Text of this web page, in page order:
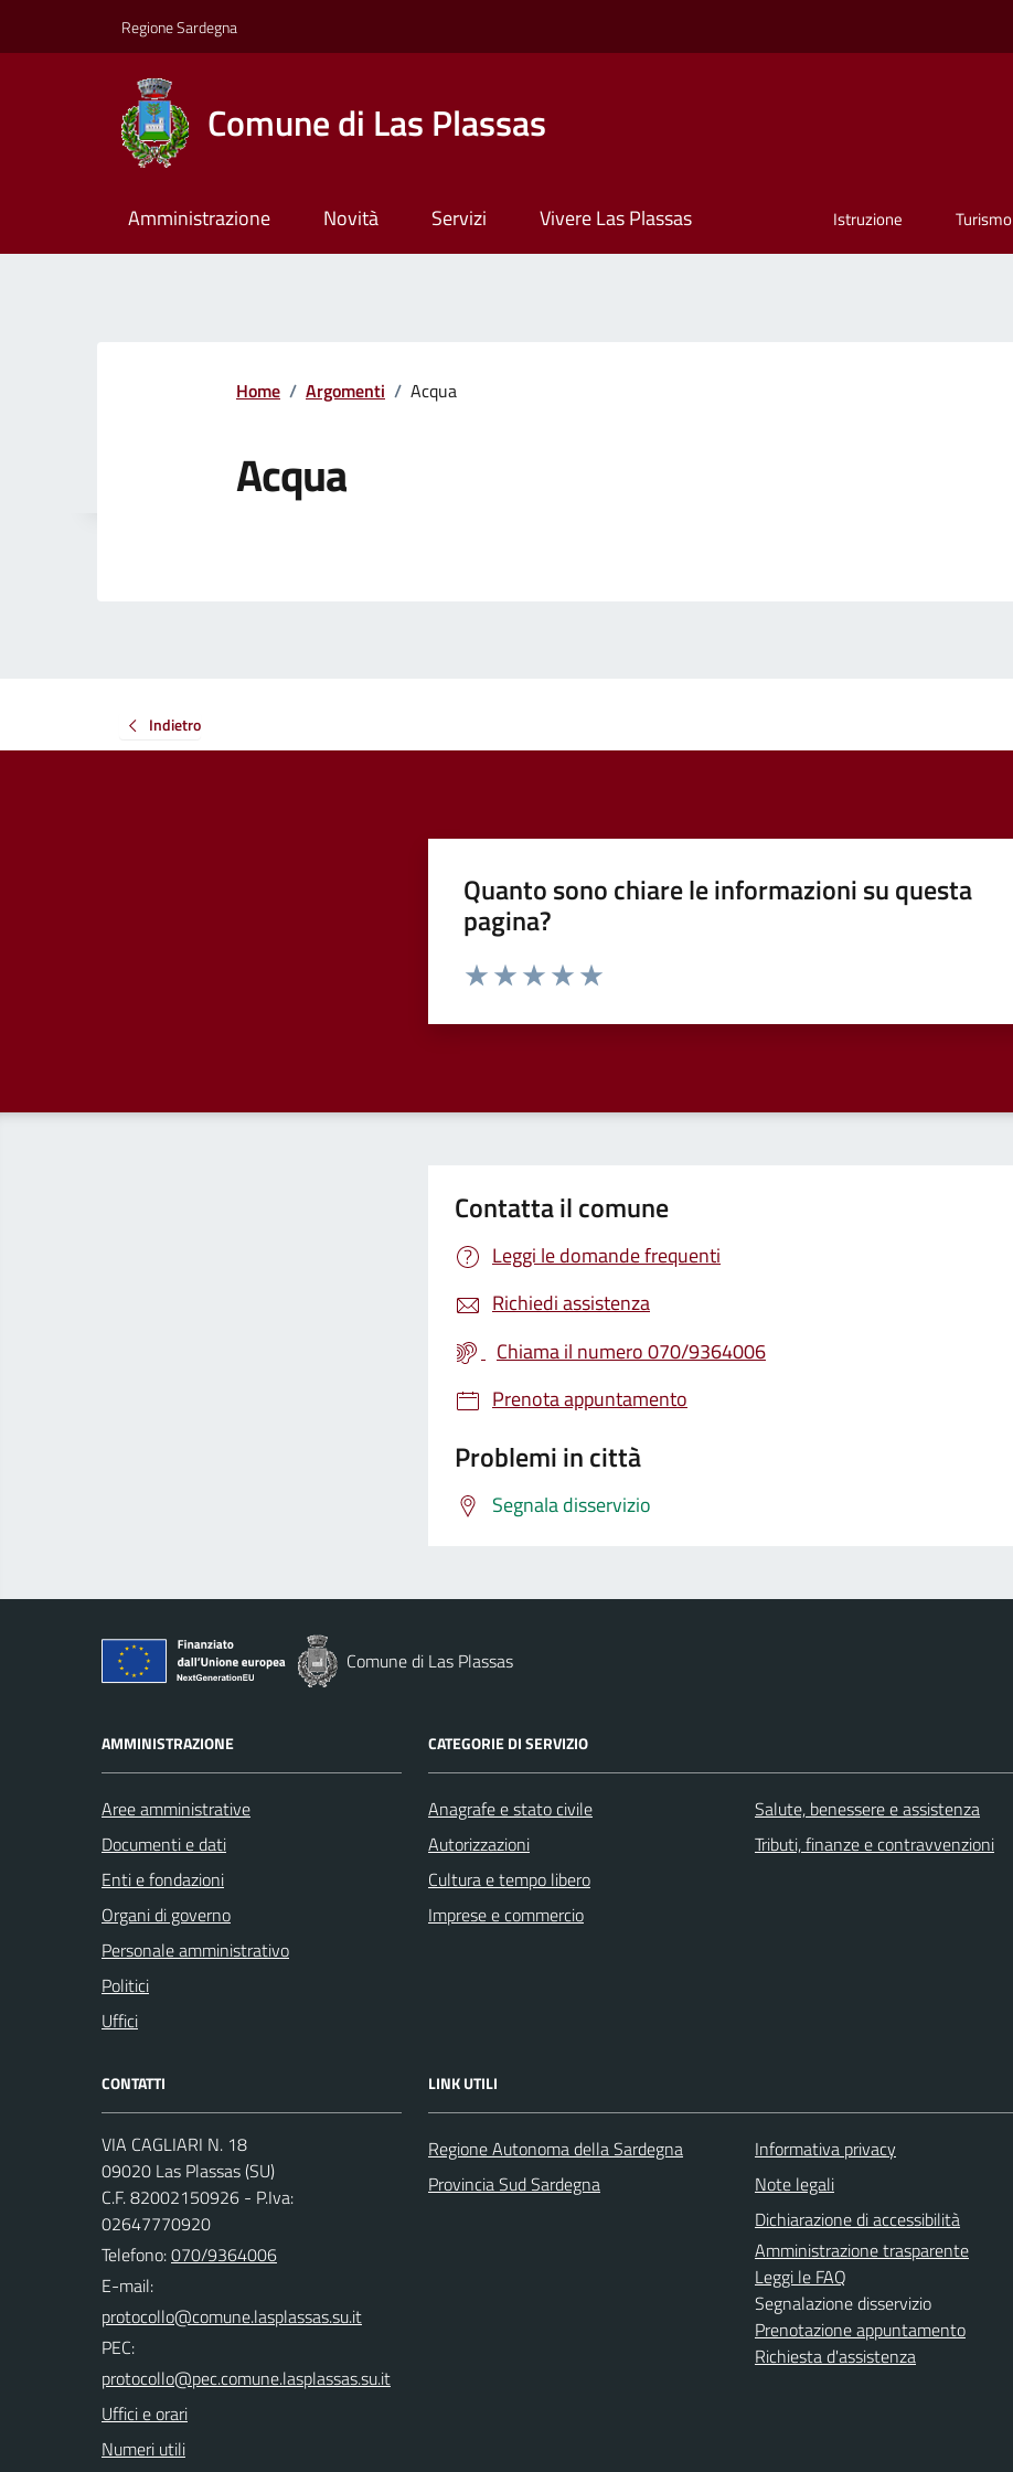
Regione Sardegna
Comune di Las Plassas
Amministrazione Novità Servizi Vivere Las Plassas Istruzione Turismo
Home / Argomenti / Acqua
Acqua
Indietro
Quanto sono chiare le informazioni su questa
pagina?
Valuta da 1 a 5 stelle la pagina
Contatta il comune
Leggi le domande frequenti
Richiedi assistenza
Chiama il numero 070/9364006
Prenota appuntamento
Problemi in città
Segnala disservizio
Comune di Las Plassas
AMMINISTRAZIONE
Aree amministrative
Documenti e dati
Enti e fondazioni
Organi di governo
Personale amministrativo
Politici
Uffici
CATEGORIE DI SERVIZIO
Anagrafe e stato civile
Autorizzazioni
Cultura e tempo libero
Imprese e commercio
Salute, benessere e assistenza
Tributi, finanze e contravvenzioni
CONTATTI
VIA CAGLIARI N. 18
09020 Las Plassas (SU)
C.F. 82002150926 - P.Iva:
02647770920
Telefono:070/9364006
E-mail:
PEC:
Uffici e orari
Numeri utili
LINK UTILI
Regione Autonoma della Sardegna
Provincia Sud Sardegna
Informativa privacy
Note legali
Dichiarazione di accessibilità
Amministrazione trasparente
Leggi le FAQ
Segnalazione disservizio
Prenotazione appuntamento
Richiesta d'assistenza